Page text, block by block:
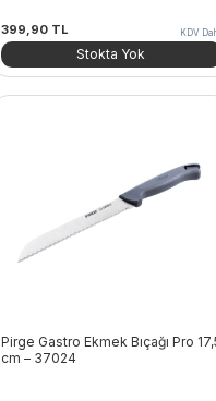
399,90 TL KDV
Stokta Yok
Pirge Gastro Ekmek Bıçağı Pro
cm – 37024